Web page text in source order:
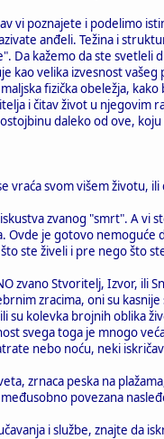
vi poznajete i podelimo
anđeli. Težina i
kažemo da ste svetleli
kao velika izvesnost
fizička obeležja,
i čitav život u njegovim
daleko od ove,
vraća svom višem životu,
zvanog "smrt". A vi
Ovde je gotovo
ste živeli i pre nego što
zvano Stvoritelj, Izvor, ili
zracima, oni su
kolevka brojnih oblika
svega toga je mnogo
nebo noću, neki
zrnaca peska na
povezana
i službe, znajte da